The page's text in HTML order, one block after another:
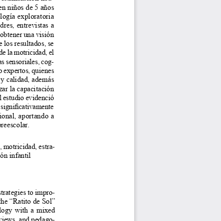
niños de 5 años
exploratoria
entrevistas a
una visión
los resultados, se
la motricidad, el
sensoriales, cog-
expertos, quienes
calidad, además
la capacitación
estudio evidenció
aportando a
motricidad, estra-
infantil
to impro-
“Ratito de Sol”
with a mixed
and pedago-